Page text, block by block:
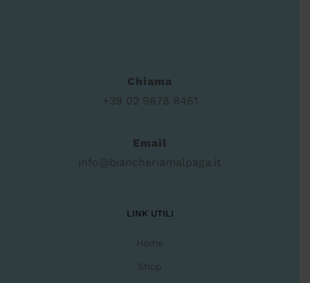
Chiama
+39 02 9678 8461
Email
info@biancheriamalpaga.it
LINK UTILI
Home
Shop